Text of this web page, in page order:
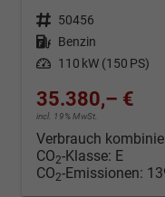
Fahrzeugnr. 50456
Kraftstoff Benzin
Leistung 110 kW (150 PS)
35.380,– €
incl. 19% MwSt.
Verbrauch
CO2-Klasse: E
CO2-Emissionen: